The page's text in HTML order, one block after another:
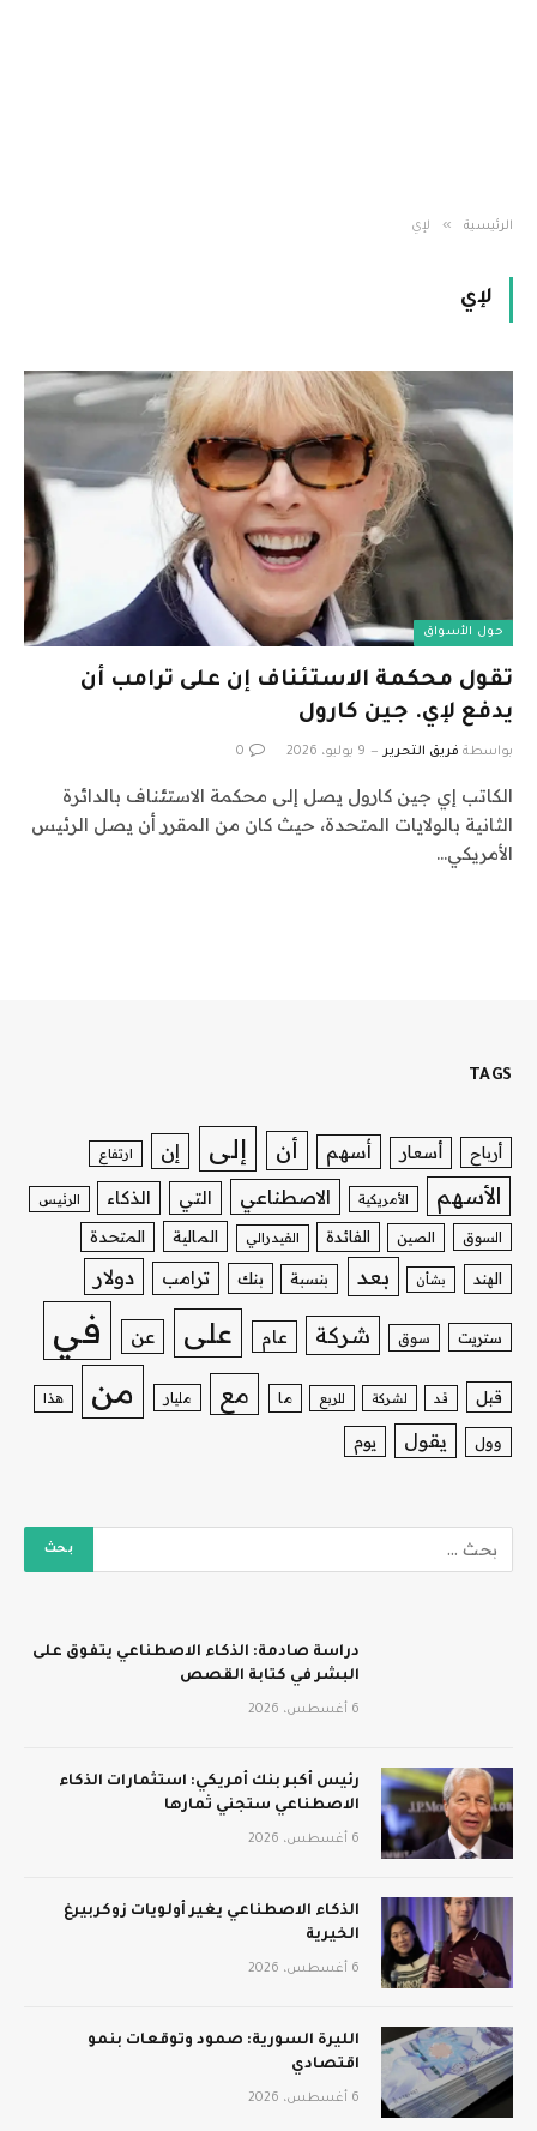
الرئيسية » لإي
لإي
حول الأسواق
تقول محكمة الاستئناف إن على ترامب أن
يدفع لإي. جين كارول
بواسطة فريق التحرير 9 يوليو، 2026 0
الكاتب إي جين كارول يصل إلى محكمة الاستئناف بالدائرة
الثانية بالولايات المتحدة، حيث كان من المقرر أن يصل الرئيس
الأمريكي…
TAGS
أرباح أسعار أسهم أن إلى إن ارتفاع
الأسهم الأمريكية الاصطناعي التي الذكاء الرئيس
السوق الصين الفائدة الفيدرالي المالية المتحدة
الهند بشأن بعد بنسبة بنك ترامب دولار
ستريت سوق شركة عام على عن في
قبل قد لشركة للربع ما مع مليار من هذا
وول يقول يوم
دراسة صادمة: الذكاء الاصطناعي يتفوق على
البشر في كتابة القصص
6 أغسطس، 2026
رئيس أكبر بنك أمريكي: استثمارات الذكاء
الاصطناعي ستجني ثمارها
6 أغسطس، 2026
الذكاء الاصطناعي يغير أولويات زوكربيرغ
الخيرية
6 أغسطس، 2026
الليرة السورية: صمود وتوقعات بنمو
اقتصادي
6 أغسطس، 2026